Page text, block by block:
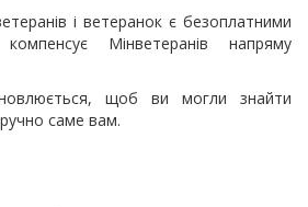
і ветеранок є безоплатними
Мінветеранів напряму
щоб ви могли знайти
саме вам.